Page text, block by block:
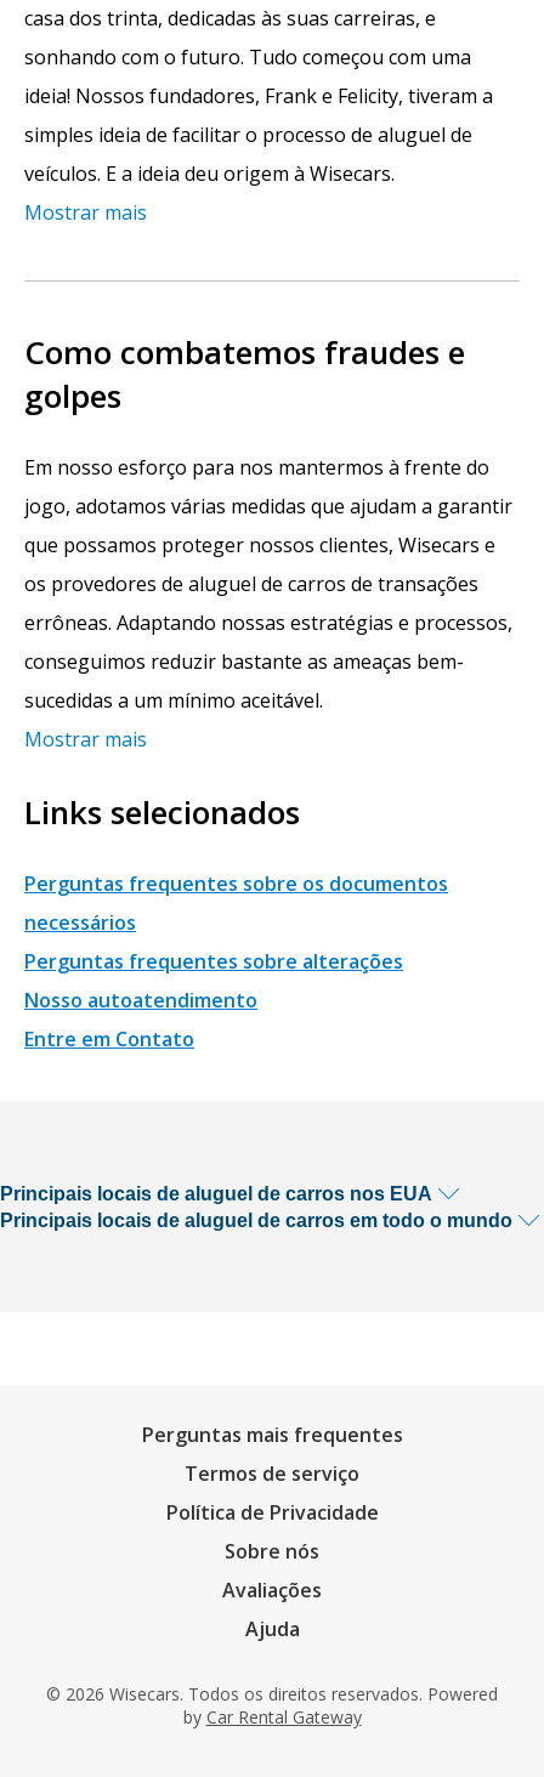
casa dos trinta, dedicadas às suas carreiras, e
sonhando com o futuro. Tudo começou com uma
ideia! Nossos fundadores, Frank e Felicity, tiveram a
simples ideia de facilitar o processo de aluguel de
veículos. E a ideia deu origem à Wisecars.
Mostrar mais
Como combatemos fraudes e
golpes
Em nosso esforço para nos mantermos à frente do
jogo, adotamos várias medidas que ajudam a garantir
que possamos proteger nossos clientes, Wisecars e
os provedores de aluguel de carros de transações
errôneas. Adaptando nossas estratégias e processos,
conseguimos reduzir bastante as ameaças bem-
sucedidas a um mínimo aceitável.
Mostrar mais
Links selecionados
Perguntas frequentes sobre os documentos
necessários
Perguntas frequentes sobre alterações
Nosso autoatendimento
Entre em Contato
Principais locais de aluguel de carros nos EUA
Principais locais de aluguel de carros em todo o mundo
Perguntas mais frequentes
Termos de serviço
Política de Privacidade
Sobre nós
Avaliações
Ajuda
© 2026 Wisecars. Todos os direitos reservados. Powered
by Car Rental Gateway